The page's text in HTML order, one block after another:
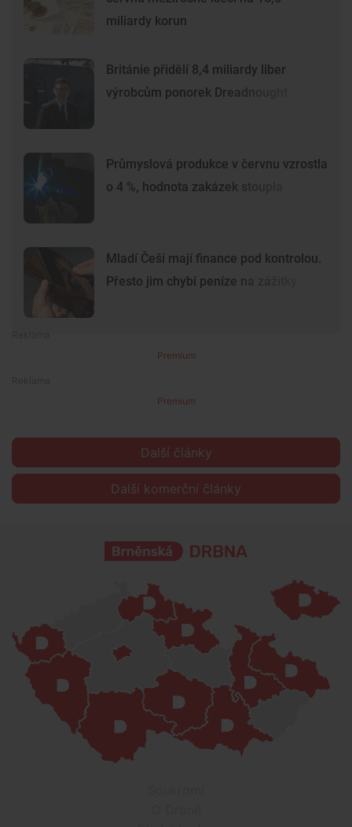
miliardy korun
Británie přidělí 8,4 miliardy liber
výrobcům ponorek Dreadnought
Průmyslová produkce v červnu vzrostla
o 4 %, hodnota zakázek stoupla
Mladí Češi mají finance pod kontrolou.
Přesto jim chybí peníze na zážitky
Premium
Premium
Další články
Další komerční články